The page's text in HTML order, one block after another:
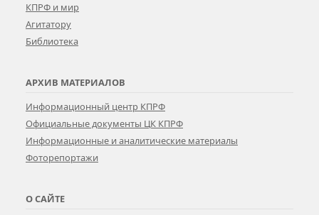
КПРФ и мир
Агитатору
Библиотека
АРХИВ МАТЕРИАЛОВ
Информационный центр КПРФ
Официальные документы ЦК КПРФ
Информационные и аналитические материалы
Фоторепортажи
О САЙТЕ